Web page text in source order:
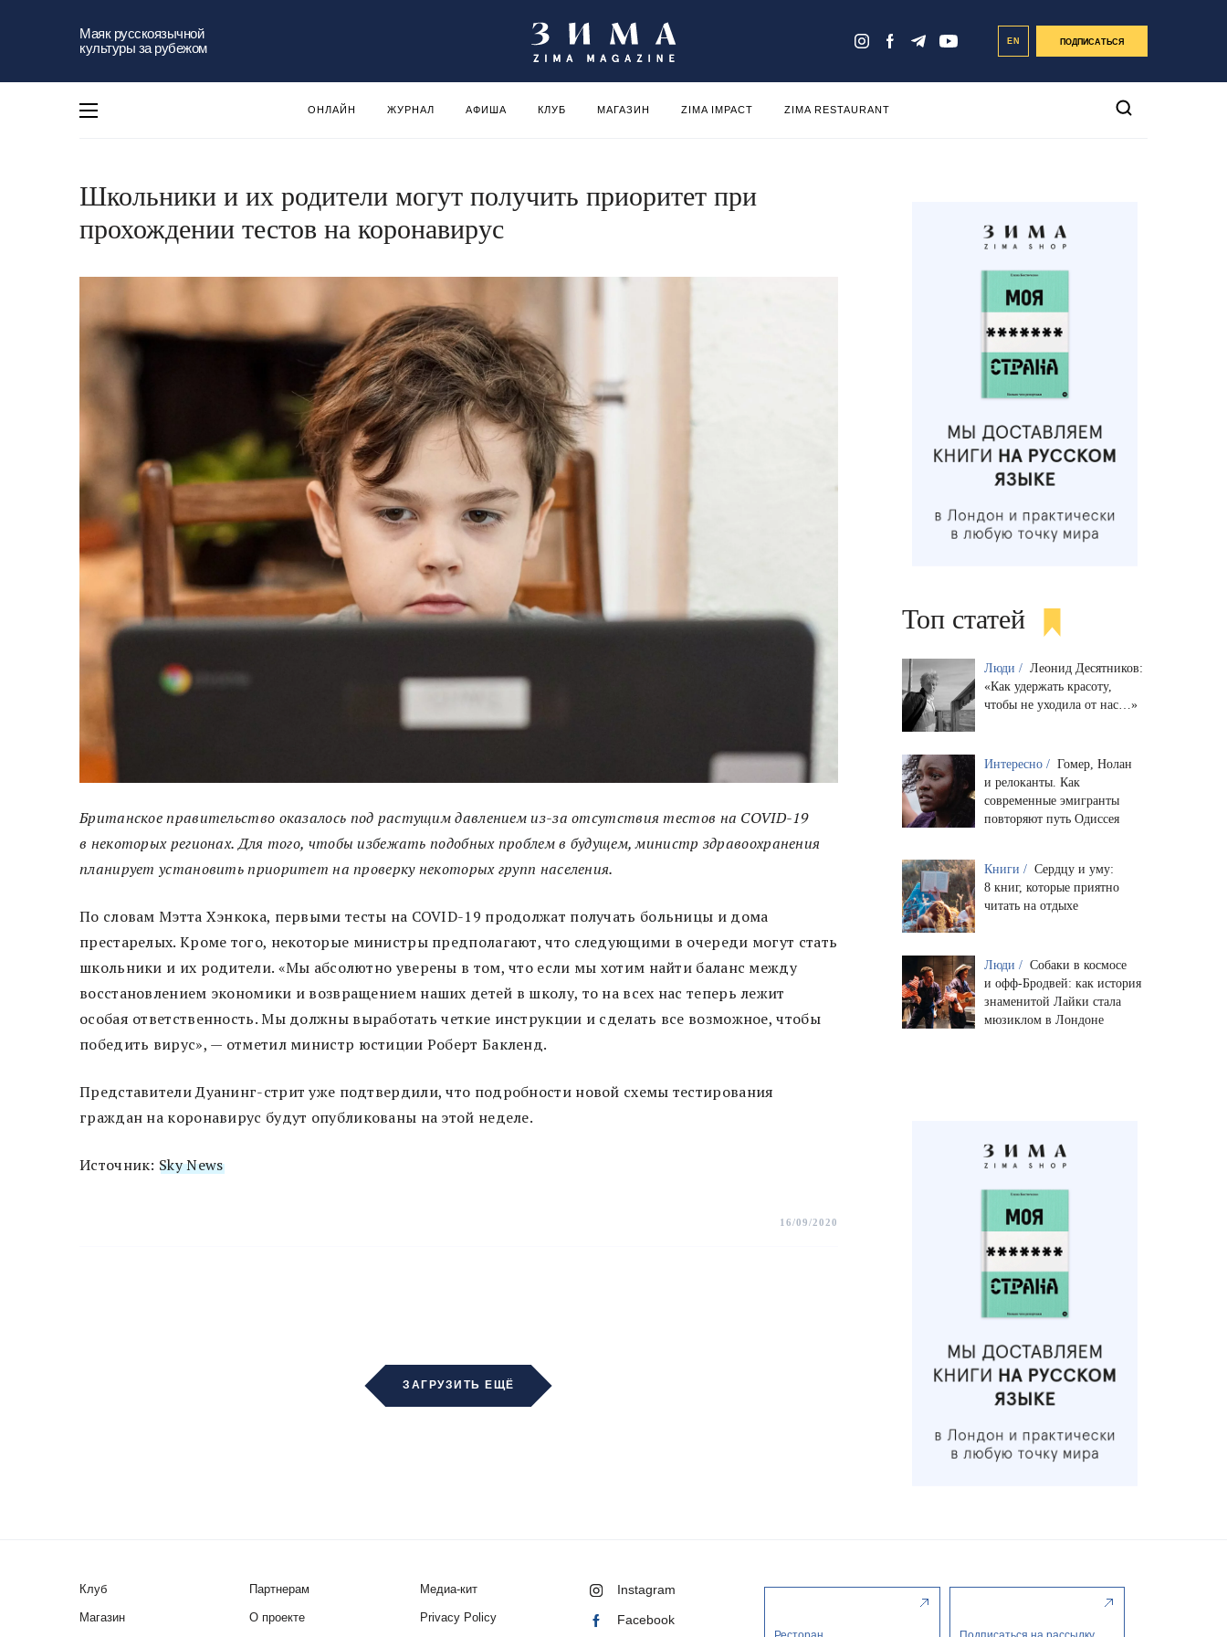
Маяк русскоязычной
культуры за рубежом
EN ПОДПИСАТЬСЯ
ОНЛАЙН ЖУРНАЛ АФИША КЛУБ МАГАЗИН ZIMA IMPACT ZIMA RESTAURANT
Школьники и их родители могут получить приоритет при
прохождении тестов на коронавирус
Британское правительство оказалось под растущим давлением из-за отсутствия тестов на COVID-19
в некоторых регионах. Для того, чтобы избежать подобных проблем в будущем, министр здравоохранения
планирует установить приоритет на проверку некоторых групп населения.
По словам Мэтта Хэнкока, первыми тесты на COVID-19 продолжат получать больницы и дома
престарелых. Кроме того, некоторые министры предполагают, что следующими в очереди могут стать
школьники и их родители. «Мы абсолютно уверены в том, что если мы хотим найти баланс между
восстановлением экономики и возвращением наших детей в школу, то на всех нас теперь лежит
особая ответственность. Мы должны выработать четкие инструкции и сделать все возможное, чтобы
победить вирус», — отметил министр юстиции Роберт Бакленд.
Представители Дуанинг-стрит уже подтвердили, что подробности новой схемы тестирования
граждан на коронавирус будут опубликованы на этой неделе.
Источник: Sky News
16/09/2020
ЗАГРУЗИТЬ ЕЩЁ
Топ статей
Люди / Леонид Десятников:
«Как удержать красоту,
чтобы не уходила от нас…»
Интересно / Гомер, Нолан
и релоканты. Как
современные эмигранты
повторяют путь Одиссея
Книги / Сердцу и уму:
8 книг, которые приятно
читать на отдыхе
Люди / Собаки в космосе
и офф-Бродвей: как история
знаменитой Лайки стала
мюзиклом в Лондоне
Клуб
Магазин
Партнерам
О проекте
Медиа-кит
Privacy Policy
Instagram
Facebook